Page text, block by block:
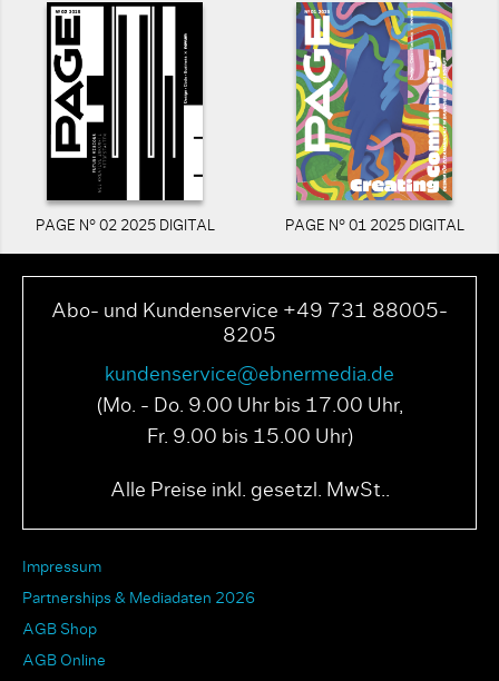
PAGE N° 02 2025 DIGITAL PAGE N° 01 2025 DIGITAL
Abo- und Kundenservice +49 731 88005-
8205
kundenservice@ebnermedia.de
(Mo. - Do. 9.00 Uhr bis 17.00 Uhr,
Fr. 9.00 bis 15.00 Uhr)
Alle Preise inkl. gesetzl. MwSt..
Impressum
Partnerships & Mediadaten 2026
AGB Shop
AGB Online